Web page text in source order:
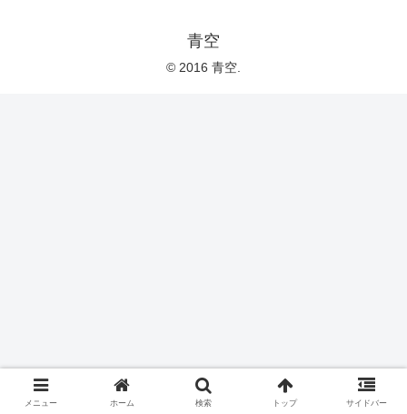
青空
© 2016 青空.
メニュー ホーム 検索 トップ サイドバー